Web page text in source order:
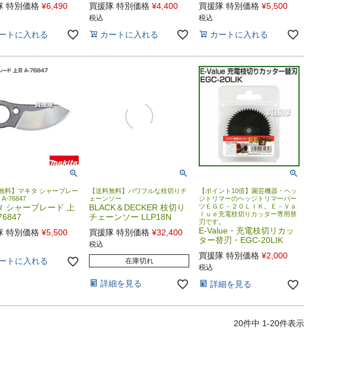
特別価格 ¥6,490
トに入れる
買援隊 特別価格 ¥4,400
税込
カートに入れる
買援隊 特別価格 ¥5,500
税込
カートに入れる
料】マキタ シャーブレー
A-76847
シャーブレード 上
特別価格 ¥5,500
トに入れる
【送料無料】パワフルな枝切りチ
ェーンソー
BLACK＆DECKER 枝切り
チェーンソー LLP18N
買援隊 特別価格 ¥32,400
税込
在庫切れ
詳細を見る
【ポイント10倍】園芸機器・ヘッ
ジトリマーのヘッジトリマーパー
ツＥＧＣ－２０ＬＩＫ。Ｅ－Ｖａ
ｌｕｅ充電枝切りカッター専用替
刃です。
E-Value・充電枝切リカッ
ター替刃・EGC-20LIK
買援隊 特別価格 ¥2,000
税込
詳細を見る
20件中 1-20件表示